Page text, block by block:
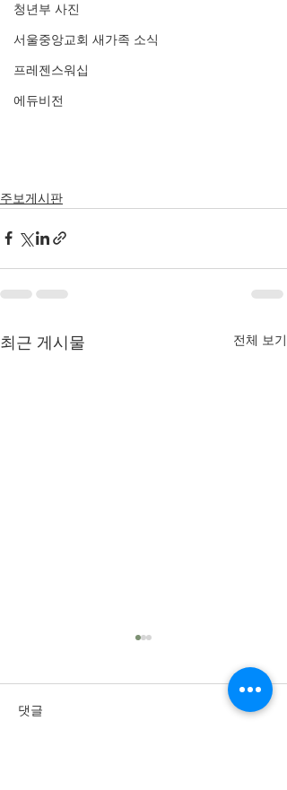
청년부 사진
서울중앙교회 새가족 소식
프레젠스워십
에듀비전
주보게시판
최근 게시물 전체 보기
댓글